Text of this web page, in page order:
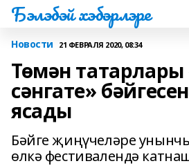
Бэлэбэй хэбэрлэре
Новости 21 ФЕВРАЛЯ 2020, 08:34
Төмән
сәнгате»
ясады
Бәйге җиңүчеләре
өлкә фестивалендә